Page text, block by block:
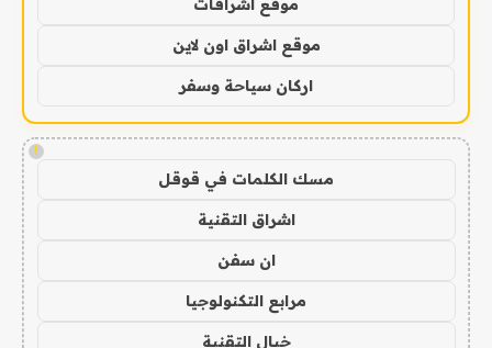
موقع اشراقات
موقع اشراق اون لاين
اركان سياحة وسفر
!
مسك الكلمات في قوقل
اشراق التقنية
ان سفن
مرابع التكنولوجيا
خيال التقنية